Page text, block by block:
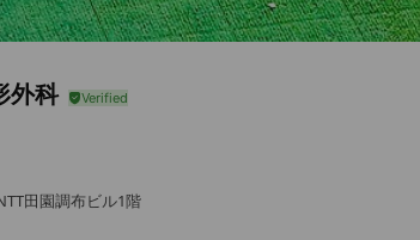
外科
田園調布ビル1階